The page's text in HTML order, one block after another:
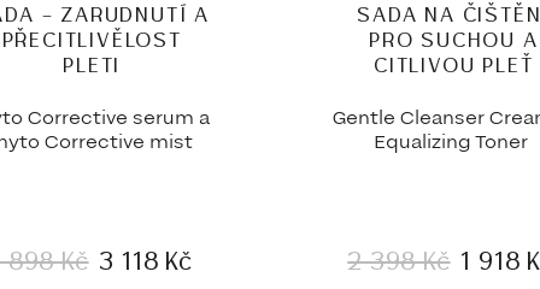
– ZARUDNUTÍ A
PŘECITLIVĚLOST
PLETI
Corrective serum a
Corrective mist
898Kč 3 118 Kč
SADA NA
PRO SUCHOU A
CITLIVOU PLEŤ
Gentle Cleanser
Equalizing Toner
2 398Kč 1 918